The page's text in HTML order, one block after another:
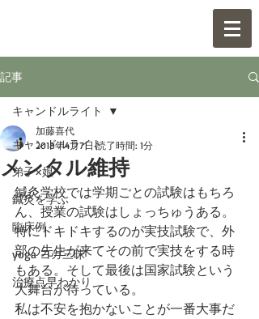
記事
キャンドルライト
弟子×娘
鍼灸を学ぶ
臨床例
yoga ヨガ三昧
治療点早わかり
キャンドルライト
メンタル維持
加藤喜代
2018年4月7日 読了時間: 1分
鍼灸学校では学期ごとの試験はもちろ
ん、授業の試験はしょっちゅうある。
特にドキドキするのが実技試験で、外
部の先生が来てその前で実技をする時
もある。そして最後は国家試験という
大舞台が待っている。
私は不安を抱かないことが一番大事だ